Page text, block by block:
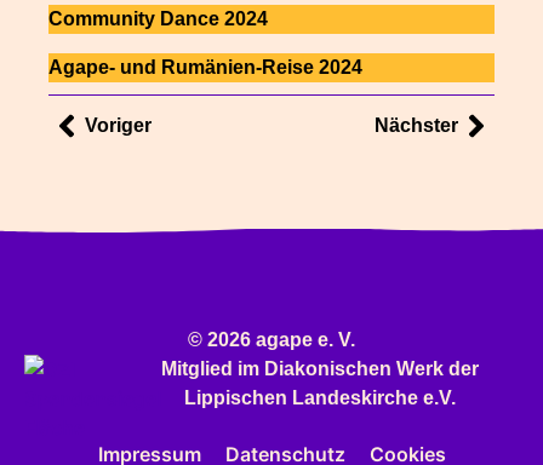
Community Dance 2024
Agape- und Rumänien-Reise 2024
Voriger Nächster
© 2026 agape e. V.
Mitglied im Diakonischen Werk der
Lippischen Landeskirche e.V.
Impressum Datenschutz Cookies